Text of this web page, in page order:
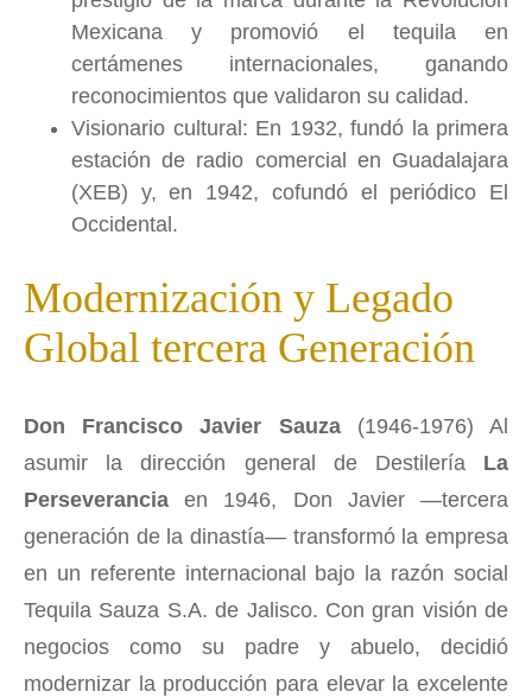
Mexicana y promovió el tequila en
certámenes internacionales, ganando
reconocimientos que validaron su calidad.
Visionario cultural: En 1932, fundó la primera
estación de radio comercial en Guadalajara
(XEB) y, en 1942, cofundó el periódico El
Occidental.
Modernización y Legado
Global tercera Generación
Don Francisco Javier Sauza(1946-1976) Al
asumir la dirección general de Destilería La
Perseverancia en 1946, Don Javier —tercera
generación de la dinastía— transformó la empresa
en un referente internacional bajo la razón social
Tequila Sauza S.A. de Jalisco. Con gran visión de
negocios como su padre y abuelo, decidió
modernizar la producción para elevar la excelente